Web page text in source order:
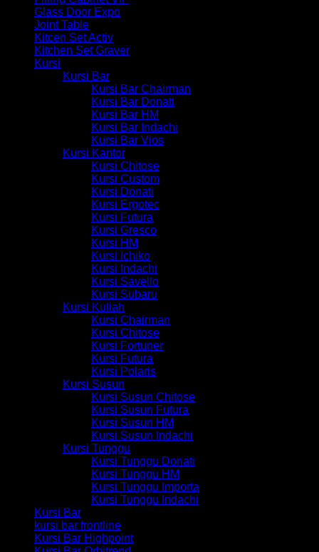
Glass Door Expo
Joint Table
Kitcen Set Activ
Kitchen Set Graver
Kursi
Kursi Bar
Kursi Bar Chairman
Kursi Bar Donati
Kursi Bar HM
Kursi Bar Indachi
Kursi Bar Vios
Kursi Kantor
Kursi Chitose
Kursi Custom
Kursi Donati
Kursi Ergotec
Kursi Futura
Kursi Gresco
Kursi HM
Kursi Ichiko
Kursi Indachi
Kursi Savello
Kursi Subaru
Kursi Kuliah
Kursi Chairman
Kursi Chitose
Kursi Fortuner
Kursi Futura
Kursi Polaris
Kursi Susun
Kursi Susun Chitose
Kursi Susun Futura
Kursi Susun HM
Kursi Susun Indachi
Kursi Tunggu
Kursi Tunggu Donati
Kursi Tunggu HM
Kursi Tunggu Importa
Kursi Tunggu Indachi
Kursi Bar
kursi bar frontline
Kursi Bar Highpoint